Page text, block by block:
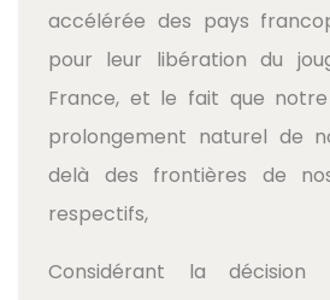
accélérée des pays
pour leur libération du
France, et le fait que
prolongement naturel de
delà des frontières de
respectifs,
Considérant la décision